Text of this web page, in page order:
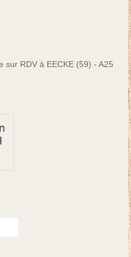
sur RDV à EECKE (59) - A25